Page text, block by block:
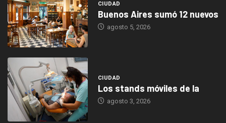
CIUDAD
Buenos Aires sumó 12 nuevos
agosto 5, 2026
CIUDAD
Los stands móviles de la
agosto 3, 2026